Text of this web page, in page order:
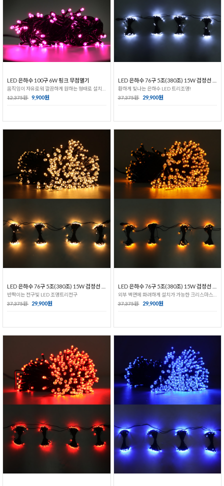
LED 은하수 100구 6W 핑크 무점멸기
12,375원 9,900원
환하게 빛나는 은하수 LED 트리조명!
37,375원
29,900원
반짝이는 전구빛 LED 조명트리전구
37,375원 29,900원
외부 벽면에 화려하게 설치가 가능한 크리스마스 트리전구!
37,375원
29,900원